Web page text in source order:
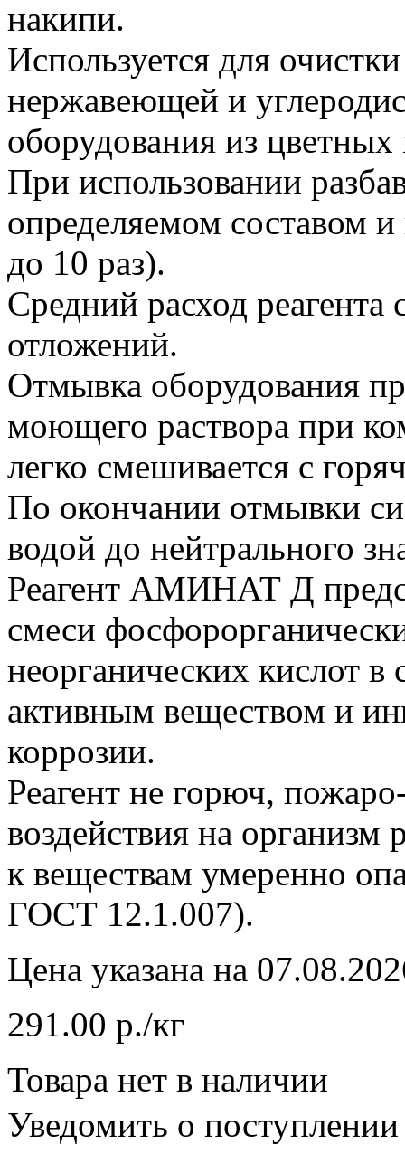
накипи.
Используется для
нержавеющей и
оборудования из цветных
При использовании
определяемом составом
до 10 раз).
Средний расход реагента
отложений.
Отмывка оборудования
моющего раствора при
легко смешивается с
По окончании отмывки
водой до нейтрального
Реагент АМИНАТ Д
смеси
неорганических кислот в
активным веществом и
коррозии.
Реагент не горюч,
воздействия на
к веществам умеренно
ГОСТ 12.1.007).
Цена указана на
291.00 р./кг
Товара нет в наличии
Уведомить о поступлении